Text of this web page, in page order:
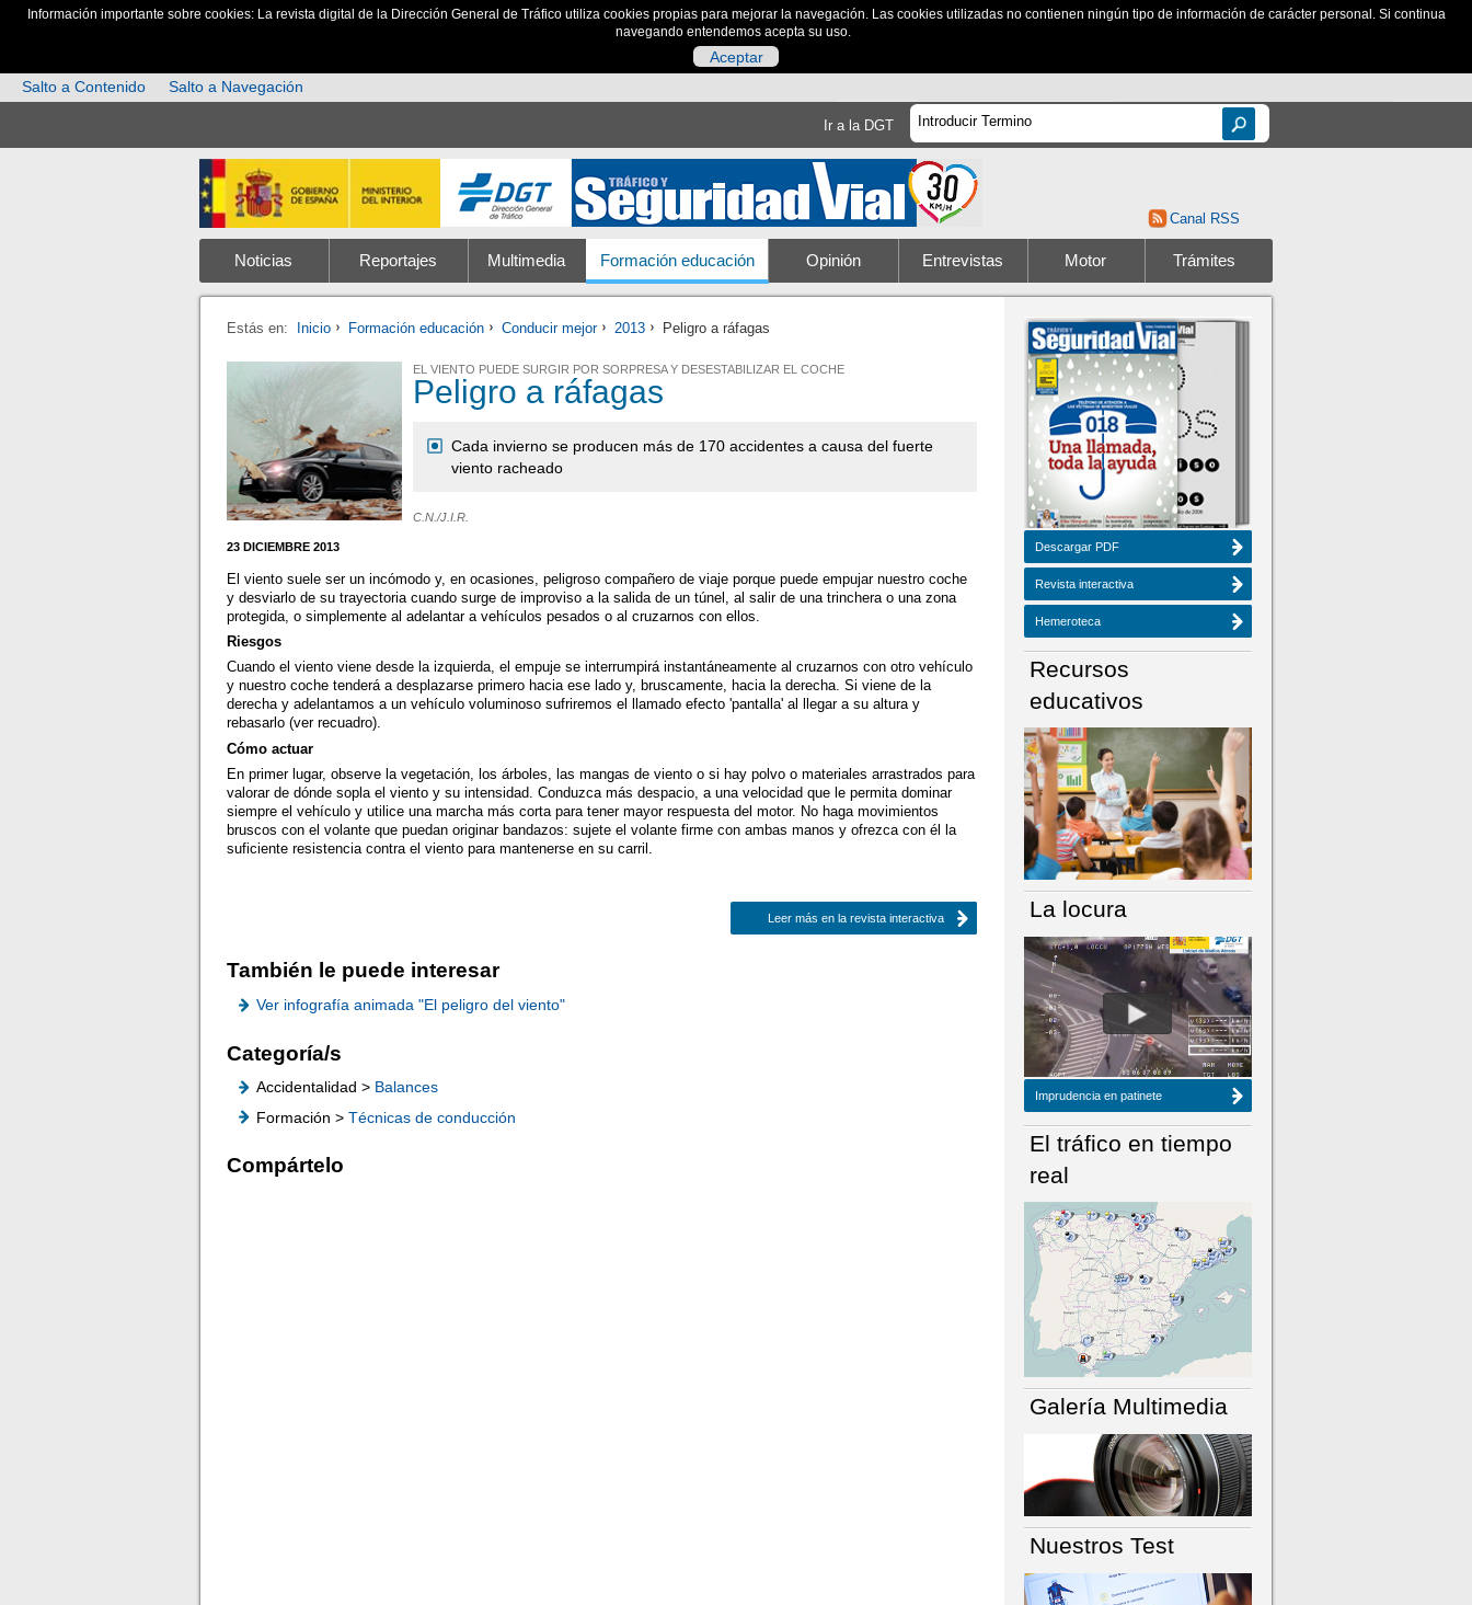
Información importante sobre cookies: La revista digital de la Dirección General de Tráfico utiliza cookies propias para mejorar la navegación. Las cookies utilizadas no contienen ningún tipo de información de carácter personal. Si continua
navegando entendemos acepta su uso.
Aceptar
Salto a Contenido
Salto a Navegación
Ir a la DGT
Canal RSS
Noticias Reportajes Multimedia Formación educación Opinión Entrevistas Motor Trámites
Estás en: Inicio Formación educación Conducir mejor 2013 Peligro a ráfagas
EL VIENTO PUEDE SURGIR POR SORPRESA Y DESESTABILIZAR EL COCHE
Peligro a ráfagas
Cada invierno se producen más de 170 accidentes a causa del fuerte
viento racheado
C.N./J.I.R.
23 DICIEMBRE 2013
El viento suele ser un incómodo y, en ocasiones, peligroso compañero de viaje porque puede empujar nuestro coche
y desviarlo de su trayectoria cuando surge de improviso a la salida de un túnel, al salir de una trinchera o una zona
protegida, o simplemente al adelantar a vehículos pesados o al cruzarnos con ellos.
Riesgos
Cuando el viento viene desde la izquierda, el empuje se interrumpirá instantáneamente al cruzarnos con otro vehículo
y nuestro coche tenderá a desplazarse primero hacia ese lado y, bruscamente, hacia la derecha. Si viene de la
derecha y adelantamos a un vehículo voluminoso sufriremos el llamado efecto 'pantalla' al llegar a su altura y
rebasarlo (ver recuadro).
Cómo actuar
En primer lugar, observe la vegetación, los árboles, las mangas de viento o si hay polvo o materiales arrastrados para
valorar de dónde sopla el viento y su intensidad. Conduzca más despacio, a una velocidad que le permita dominar
siempre el vehículo y utilice una marcha más corta para tener mayor respuesta del motor. No haga movimientos
bruscos con el volante que puedan originar bandazos: sujete el volante firme con ambas manos y ofrezca con él la
suficiente resistencia contra el viento para mantenerse en su carril.
Leer más en la revista interactiva
También le puede interesar
Ver infografía animada "El peligro del viento"
Categoría/s
Accidentalidad > Balances
Formación >Técnicas de conducción
Compártelo
NÚMERO ACTUAL HEMEROTECA
Descargar PDF
Revista interactiva
Hemeroteca
Recursos
educativos
La locura
Imprudencia en patinete
El tráfico en tiempo
real
Galería Multimedia
Nuestros Test